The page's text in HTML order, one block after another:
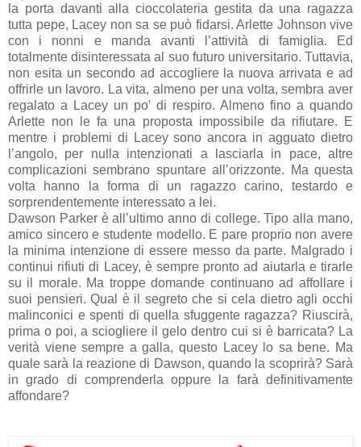
la porta davanti alla cioccolateria gestita da una ragazza
tutta pepe, Lacey non sa se può fidarsi. Arlette Johnson vive
con i nonni e manda avanti l’attività di famiglia. Ed
totalmente disinteressata al suo futuro universitario. Tuttavia,
non esita un secondo ad accogliere la nuova arrivata e ad
offrirle un lavoro. La vita, almeno per una volta, sembra aver
regalato a Lacey un po' di respiro. Almeno fino a quando
Arlette non le fa una proposta impossibile da rifiutare. E
mentre i problemi di Lacey sono ancora in agguato dietro
l’angolo, per nulla intenzionati a lasciarla in pace, altre
complicazioni sembrano spuntare all’orizzonte. Ma questa
volta hanno la forma di un ragazzo carino, testardo e
sorprendentemente interessato a lei.
Dawson Parker è all’ultimo anno di college. Tipo alla mano,
amico sincero e studente modello. E pare proprio non avere
la minima intenzione di essere messo da parte. Malgrado i
continui rifiuti di Lacey, è sempre pronto ad aiutarla e tirarle
su il morale. Ma troppe domande continuano ad affollare i
suoi pensieri. Qual è il segreto che si cela dietro agli occhi
malinconici e spenti di quella sfuggente ragazza? Riuscirà,
prima o poi, a sciogliere il gelo dentro cui si è barricata? La
verità viene sempre a galla, questo Lacey lo sa bene. Ma
quale sarà la reazione di Dawson, quando la scoprirà? Sarà
in grado di comprenderla oppure la farà definitivamente
affondare?